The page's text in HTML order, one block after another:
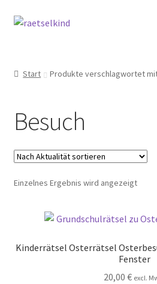
Zur
Zum
Cookie-Richtlinie (EU)
Datenschutzbelehrung
Echtheit von Bewertungen
Impressum
Start Produkte verschlagwortet
Besuch
Einzelnes Ergebnis wird angezeigt
Kinderrätsel Osterrätsel
Fenster
20,00 € excl.